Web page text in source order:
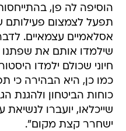
הוסיפה לה פן,
תפעל לצמצום פעילותם
אסלאמיים עצמאיים.
שילמדו אותם את
חיוני שכולם ילמדו
כמו כן, היא הבהירה כי
כוחות הביטחון ולהגנת
שייכלאו, יועברו
ישחרר קצת מקום".